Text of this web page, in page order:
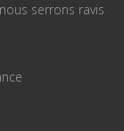
serrons ravis